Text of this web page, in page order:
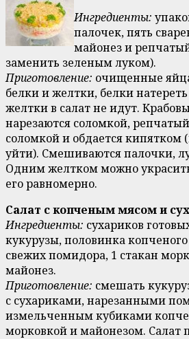
Ингредиенты:
палочек, пять
майонез и
заменить зеленым луком).
Приготовление: очищенные
белки и желтки, белки
желтки в салат не идут.
нарезаются соломкой,
соломкой и обдается кипятком
уйти). Смешиваются палочки,
Одним желтком можно
его равномерно.
Салат с копченым мясом и
Ингредиенты: сухариков
кукурузы, половинка
свежих помидора, 1 стакан
майонез.
Приготовление: смешать
с сухариками, нарезанными
измельченным кубиками
морковкой и майонезом. Салат